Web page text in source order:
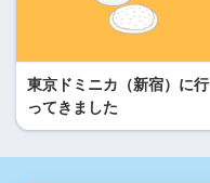
東京ドミニカ（新宿）に行
ってきました